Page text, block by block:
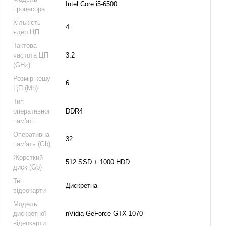
процесора
Intel Core i5-6500
Кількість
ядер ЦП
4
Тактова
частота ЦП
(GHz)
3.2
Розмір кешу
ЦП (Mb)
6
Тип
оперативної
пам'яті
DDR4
Оперативна
пам'ять (Gb)
32
Жорсткий
диск (Gb)
512 SSD + 1000 HDD
Тип
відеокарти
Дискретна
Модель
дискретної
відеокарти
nVidia GeForce GTX 1070